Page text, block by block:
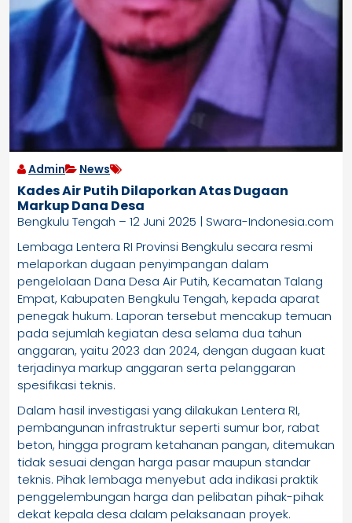
Admin News
Kades Air Putih Dilaporkan Atas Dugaan
Markup Dana Desa
Bengkulu Tengah – 12 Juni 2025 | Swara-Indonesia.com
Lembaga Lentera RI Provinsi Bengkulu secara resmi
melaporkan dugaan penyimpangan dalam
pengelolaan Dana Desa Air Putih, Kecamatan Talang
Empat, Kabupaten Bengkulu Tengah, kepada aparat
penegak hukum. Laporan tersebut mencakup temuan
pada sejumlah kegiatan desa selama dua tahun
anggaran, yaitu 2023 dan 2024, dengan dugaan kuat
terjadinya markup anggaran serta pelanggaran
spesifikasi teknis.
Dalam hasil investigasi yang dilakukan Lentera RI,
pembangunan infrastruktur seperti sumur bor, rabat
beton, hingga program ketahanan pangan, ditemukan
tidak sesuai dengan harga pasar maupun standar
teknis. Pihak lembaga menyebut ada indikasi praktik
penggelembungan harga dan pelibatan pihak-pihak
dekat kepala desa dalam pelaksanaan proyek.